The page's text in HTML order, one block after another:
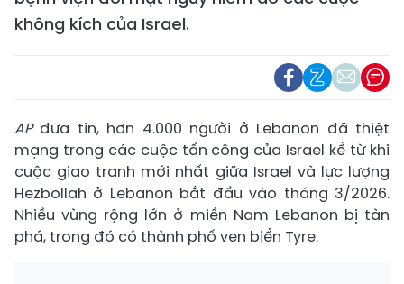
không kích của Israel.
AP đưa tin, hơn 4.000 người ở Lebanon đã thiệt
mạng trong các cuộc tấn công của Israel kể từ khi
cuộc giao tranh mới nhất giữa Israel và lực lượng
Hezbollah ở Lebanon bắt đầu vào tháng 3/2026.
Nhiều vùng rộng lớn ở miền Nam Lebanon bị tàn
phá, trong đó có thành phố ven biển Tyre.